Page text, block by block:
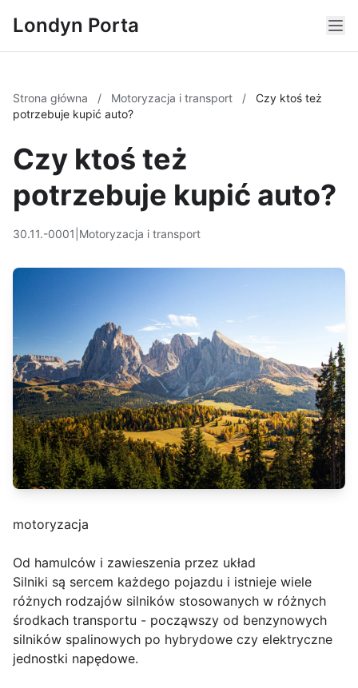
Londyn Porta
Strona główna / Motoryzacja i transport /
Czy ktoś też
potrzebuje kupić auto?
Czy ktoś też
potrzebuje kupić auto?
30.11.-0001 Motoryzacja i transport
motoryzacja
Od hamulców i zawieszenia przez układ
Silniki są sercem każdego pojazdu i istnieje wiele
różnych rodzajów silników stosowanych w różnych
środkach transportu - począwszy od benzynowych
silników spalinowych po hybrydowe czy elektryczne
jednostki napędowe.